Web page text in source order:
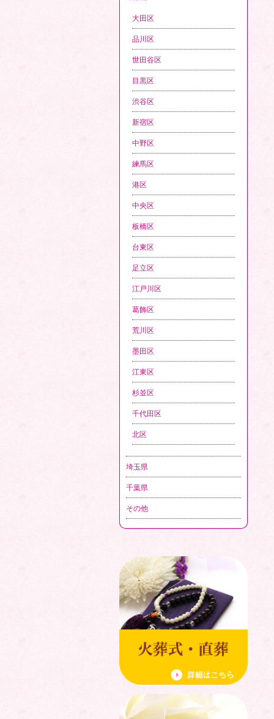
大田区
品川区
世田谷区
目黒区
渋谷区
新宿区
中野区
練馬区
港区
中央区
板橋区
台東区
足立区
江戸川区
葛飾区
荒川区
墨田区
江東区
杉並区
千代田区
北区
埼玉県
千葉県
その他